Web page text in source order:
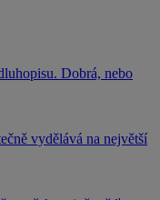
Dobrá, nebo
vydělává na největší